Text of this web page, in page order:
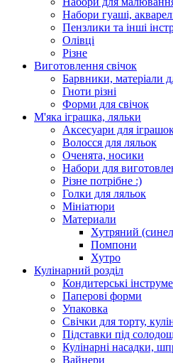
Набори гуаші,
Пензлики та інші
Олівці
Різне
Виготовлення свічок
Барвники, матеріали
Гноти різні
Форми для свічок
М'яка іграшка, ляльки
Аксесуари для
Волосся для ляльок
Оченята, носики
Набори для
Різне потрібне :)
Голки для ляльок
Мініатюри
Материали
Хутряний
Помпони
Хутро
Кулінарний розділ
Кондитерські
Паперові форми
Упаковка
Свічки для торту,
Підставки під
Кулінарні насадки,
Вайнери